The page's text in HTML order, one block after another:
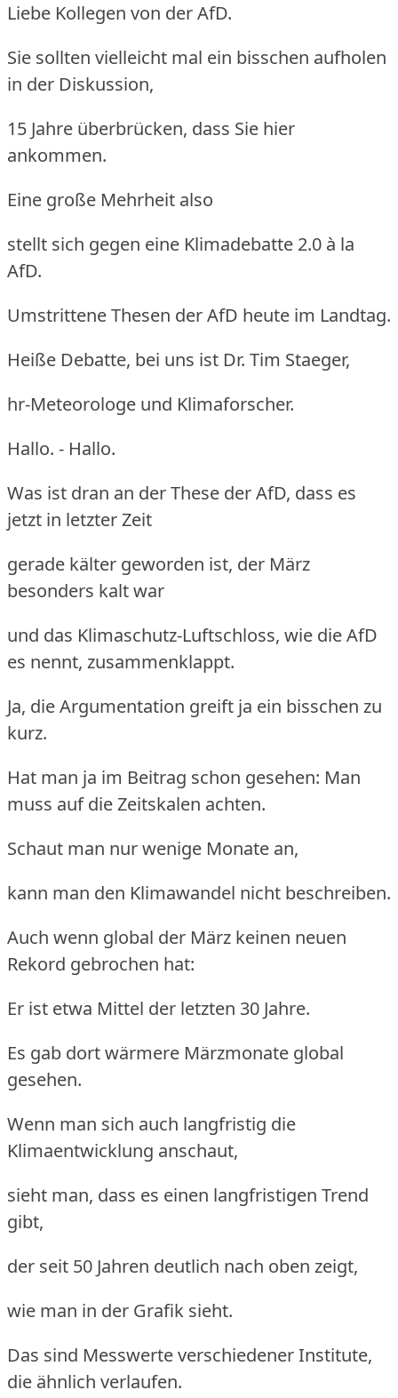
Liebe Kollegen von der AfD.
Sie sollten vielleicht mal ein bisschen aufholen
in der Diskussion,
15 Jahre überbrücken, dass Sie hier
ankommen.
Eine große Mehrheit also
stellt sich gegen eine Klimadebatte 2.0 à la
AfD.
Umstrittene Thesen der AfD heute im Landtag.
Heiße Debatte, bei uns ist Dr. Tim Staeger,
hr-Meteorologe und Klimaforscher.
Hallo. - Hallo.
Was ist dran an der These der AfD, dass es
jetzt in letzter Zeit
gerade kälter geworden ist, der März
besonders kalt war
und das Klimaschutz-Luftschloss, wie die AfD
es nennt, zusammenklappt.
Ja, die Argumentation greift ja ein bisschen zu
kurz.
Hat man ja im Beitrag schon gesehen: Man
muss auf die Zeitskalen achten.
Schaut man nur wenige Monate an,
kann man den Klimawandel nicht beschreiben.
Auch wenn global der März keinen neuen
Rekord gebrochen hat:
Er ist etwa Mittel der letzten 30 Jahre.
Es gab dort wärmere Märzmonate global
gesehen.
Wenn man sich auch langfristig die
Klimaentwicklung anschaut,
sieht man, dass es einen langfristigen Trend
gibt,
der seit 50 Jahren deutlich nach oben zeigt,
wie man in der Grafik sieht.
Das sind Messwerte verschiedener Institute,
die ähnlich verlaufen.